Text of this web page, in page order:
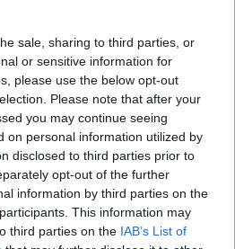
sale, sharing to third parties, or
or sensitive information for
please use the below opt-out
Please note that after your
you may continue seeing
on personal information utilized by
disclosed to third parties prior to
opt-out of the further
information by third parties on the
This information may
third parties on the IAB’s List of